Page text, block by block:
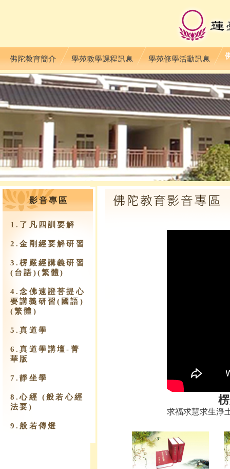
影音專區
1.了凡四訓要解
2.金剛經要解研習
3.楞嚴經講義研習
(台語)(繁體)
4.念佛速證菩提心
要講義研習(國語)
(繁體)
5.真道學
6.真道學講壇-菁
華版
7.靜坐學
8.心經 (般若心經
法要)
9.​般若傳燈
求福求慧求生淨